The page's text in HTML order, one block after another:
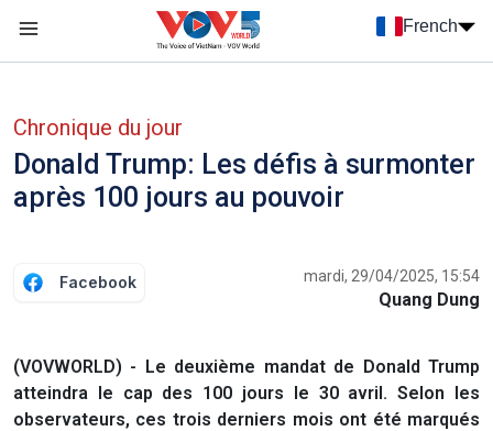
French
Chronique du jour
Donald Trump: Les défis à surmonter
après 100 jours au pouvoir
Facebook mardi, 29/04/2025, 15:54
Quang Dung
(VOVWORLD) - Le deuxième mandat de Donald Trump
atteindra le cap des 100 jours le 30 avril. Selon les
observateurs, ces trois derniers mois ont été marqués